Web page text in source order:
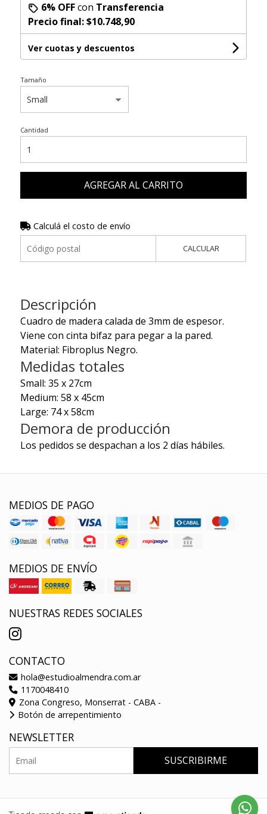
6% OFFcon Transferencia
Precio final:$10.748,90
Ver cuotas y descuentos
Tamaño
Cantidad
AGREGAR AL CARRITO
Calculá el costo de envío
CALCULAR
Descripción
Cuadro de madera calada de 3mm de espesor.
Viene con cinta bifaz para pegar a la pared.
Material: Fibroplus Negro.
Medidas totales
Small: 35 x 27cm
Medium: 58 x 45cm
Large: 74 x 58cm
Demora de producción
Los pedidos se despachan a los 2 días hábiles.
MEDIOS DE PAGO
MEDIOS DE ENVÍO
NUESTRAS REDES SOCIALES
CONTACTO
hola@estudioalmendra.com.ar
1170048410
Zona Congreso, Monserrat - CABA -
Botón de arrepentimiento
NEWSLETTER
SUSCRIBIRME